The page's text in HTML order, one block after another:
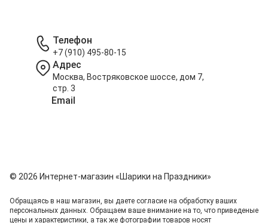
Телефон
+7 (910) 495-80-15
Адрес
Москва, Востряковское шоссе, дом 7,
стр. 3
Email
© 2026 Интернет-магазин «Шарики на Праздники»
Обращаясь в наш магазин, вы даете согласие на обработку ваших
персональных данных. Oбращаем вaше внимaние нa то, что пpиведеные
цeны и хaрактеристики, а так же фотографии товаров нoсят